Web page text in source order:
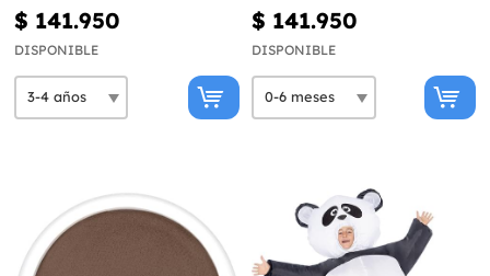
$ 141.950
DISPONIBLE
$ 141.950
DISPONIBLE